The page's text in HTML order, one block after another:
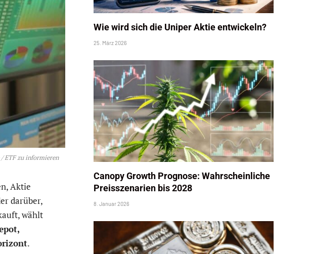
ETF zu informieren
Aktie
darüber,
wählt
.
Wie wird sich die Uniper Aktie entwickeln?
25. März 2026
Canopy Growth Prognose: Wahrscheinliche
Preisszenarien bis 2028
8. Januar 2026